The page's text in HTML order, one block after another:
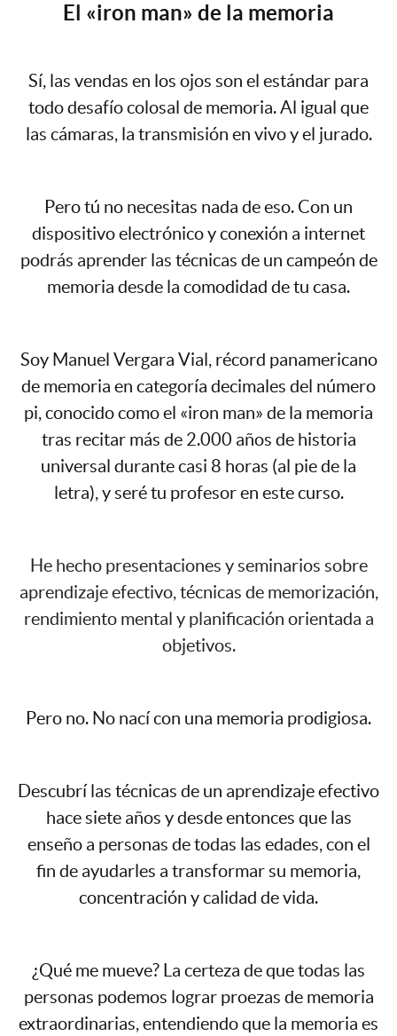
El «iron man» de la memoria
Sí, las vendas en los ojos son el estándar para
todo desafío colosal de memoria. Al igual que
las cámaras, la transmisión en vivo y el jurado.
Pero tú no necesitas nada de eso. Con un
dispositivo electrónico y conexión a internet
podrás aprender las técnicas de un campeón de
memoria desde la comodidad de tu casa.
Soy Manuel Vergara Vial, récord panamericano
de memoria en categoría decimales del número
pi, conocido como el «iron man» de la memoria
tras recitar más de 2.000 años de historia
universal durante casi 8 horas (al pie de la
letra), y seré tu profesor en este curso.
He hecho presentaciones y seminarios sobre
aprendizaje efectivo, técnicas de memorización,
rendimiento mental y planificación orientada a
objetivos.
Pero no. No nací con una memoria prodigiosa.
Descubrí las técnicas de un aprendizaje efectivo
hace siete años y desde entonces que las
enseño a personas de todas las edades, con el
fin de ayudarles a transformar su memoria,
concentración y calidad de vida.
¿Qué me mueve? La certeza de que todas las
personas podemos lograr proezas de memoria
extraordinarias, entendiendo que la memoria es